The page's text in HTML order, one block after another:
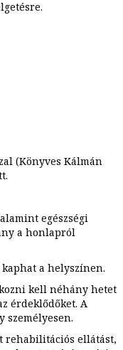
(Könyves Kálmán
egészségi
a honlapról
a helyszínen.
kell néhány hetet
érdeklődőket. A
személyesen.
rehabilitációs ellátást,